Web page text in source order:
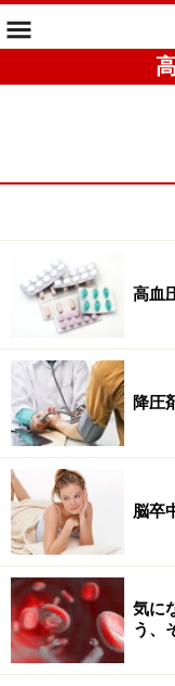
高血
降圧
脳卒
気に
う、